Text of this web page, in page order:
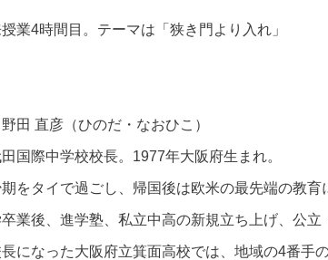
業4時間目。テーマは「狭き門より入れ」
田 直彦（ひのだ・なおひこ）
国際中学校校長。1977年大阪府生まれ。
をタイで過ごし、帰国後は欧米の最先端の教
業後、進学塾、私立中高の新規立ち上げ、公立
になった大阪府立箕面高校では、地域の4番手